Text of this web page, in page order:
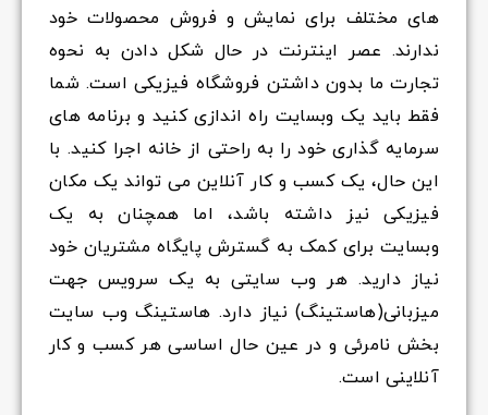
های مختلف برای نمایش و فروش محصولات خود
ندارند. عصر اینترنت در حال شکل دادن به نحوه
تجارت ما بدون داشتن فروشگاه فیزیکی است. شما
فقط باید یک وبسایت راه اندازی کنید و برنامه های
سرمایه گذاری خود را به راحتی از خانه اجرا کنید. با
این حال، یک کسب و کار آنلاین می تواند یک مکان
فیزیکی نیز داشته باشد، اما همچنان به یک
وبسایت برای کمک به گسترش پایگاه مشتریان خود
نیاز دارید. هر وب سایتی به یک سرویس جهت
میزبانی(هاستینگ) نیاز دارد. هاستینگ وب سایت
بخش نامرئی و در عین حال اساسی هر کسب و کار
آنلاینی است.